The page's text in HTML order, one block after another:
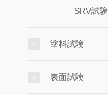
SRV試験
塗料試験
表面試験